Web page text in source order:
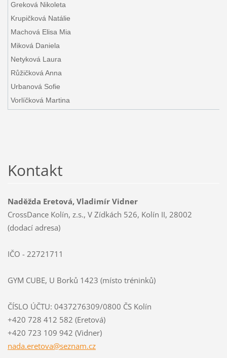
Greková Nikoleta
Krupičková Natálie
Machová Elisa Mia
Miková Daniela
Netyková Laura
Růžičková Anna
Urbanová Sofie
Vorlíčková Martina
Kontakt
Naděžda Eretová, Vladimír Vidner
CrossDance Kolín, z.s., V Zídkách 526, Kolín II, 28002
(dodací adresa)
IČO - 22721711
GYM CUBE, U Borků 1423 (místo tréninků)
ČÍSLO ÚČTU: 0437276309/0800 ČS Kolín
+420 728 412 582 (Eretová)
+420 723 109 942 (Vidner)
nada.eretova@seznam.cz